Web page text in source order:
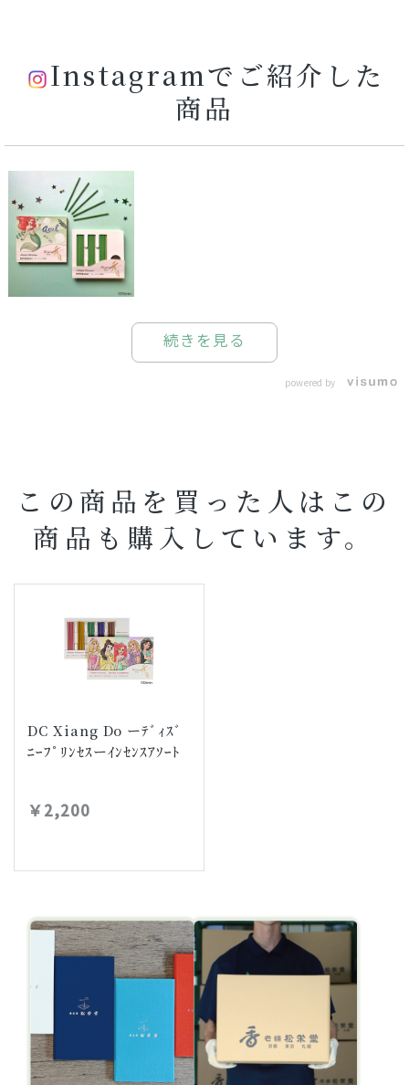
Instagramでご紹介した
商品
続きを見る
powered by
この商品を買った人はこの
商品も購入しています。
DC Xiang Do ーﾃﾞｨｽﾞ
ﾆｰﾌﾟﾘﾝｾｽーｲﾝｾﾝｽｱｿｰﾄ
￥2,200